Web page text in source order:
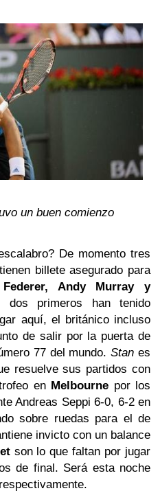
un buen comienzo
De momento tres
billete asegurado para
Andy Murrayy
primeros han tenido
aquí, el británico incluso
de salir por la puerta de
77 del mundo.Stan es
resuelve sus partidos con
en Melbourne por los
Andreas Seppi 6-0, 6-2 en
sobre ruedas para el de
invicto con un balance
son lo que faltan por jugar
de final. Será esta noche